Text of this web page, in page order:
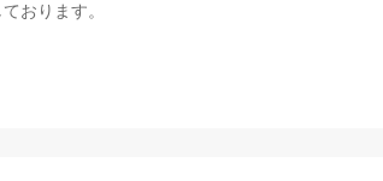
おります。